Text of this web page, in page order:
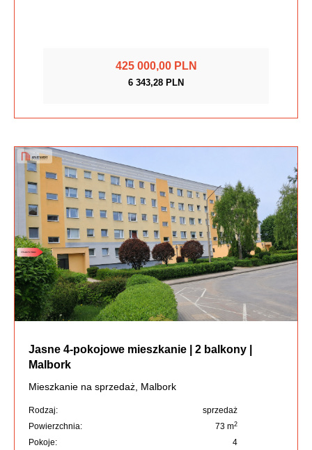
425 000,00 PLN
6 343,28 PLN
Jasne 4-pokojowe mieszkanie | 2 balkony |
Malbork
Mieszkanie na sprzedaż, Malbork
Rodzaj:
sprzedaż
Powierzchnia:
73 m2
Pokoje:
4